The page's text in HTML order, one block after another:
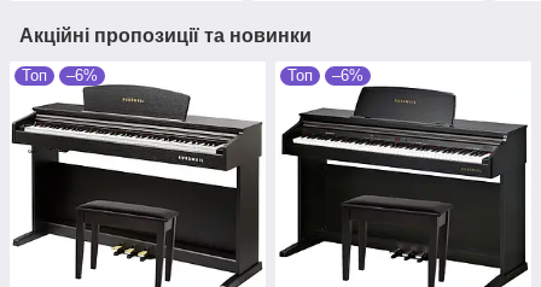
Акційні пропозиції та новинки
Топ –6% Топ –6%